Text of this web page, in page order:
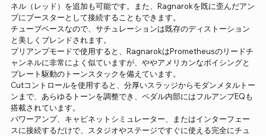
ネル（レッド）を追加も可能です。また、Ragnarokを既に歪んだアン
プにブースターとして接続することもできます。
チューブベースなので、サチュレーションは既存のディストーション
と美しくブレンドされます。
プリアンプモードで使用すると、RagnarokはPrometheusのリードチ
ャンネルに非常によく似ていますが、ややアメリカンなボイシングと
プレート駆動のトーンスタックを備えています。
Cutコントロールを使用すると、分厚いスラッジからモダンメタルトー
ンまで、あらゆるトーンを調整でき、ペダル内部にはフルアンプEQも
搭載されています。
パワーアンプ、キャビネットシミュレーター、またはインターフェー
スに接続するだけで、スタジオやステージですぐに使える完全にチュ